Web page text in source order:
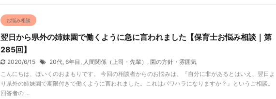
お悩み相談
翌日から県外の姉妹園で働くように急に言われました【保育士お悩み相談｜第
285回】
2020/6/15 20代, 6年目 , 人間関係（上司・先輩） , 園の方針・雰囲気
こんにちは、ほいくのおまもりです。 今回の相談者からのお悩みは、『自分に非があるとはいえ、翌日よ
り県外の姉妹園で期限付きで働くように言われました。これはパワハラになりますか？』というご相談。
回答者の ...